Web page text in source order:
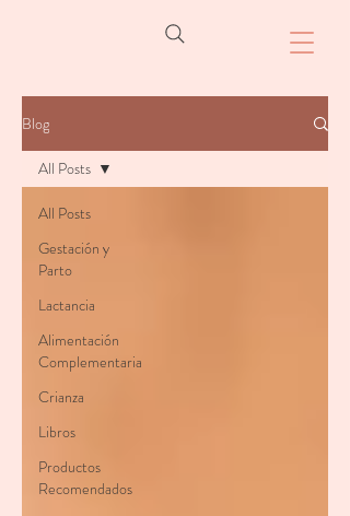
Blog
All Posts
Gestación y
Parto
Lactancia
Alimentación
Complementaria
Crianza
Libros
Productos
Recomendados
All Posts